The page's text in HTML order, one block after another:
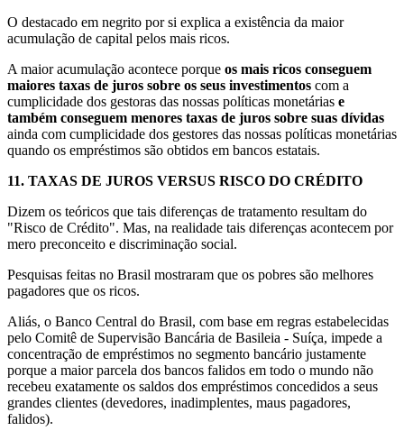
O destacado em negrito por si explica a existência da maior
acumulação de capital pelos mais ricos.
A maior acumulação acontece porque os mais ricos conseguem
maiores taxas de juros sobre os seus investimentos com a
cumplicidade dos gestoras das nossas políticas monetárias e
também conseguem menores taxas de juros sobre suas dívidas
ainda com cumplicidade dos gestores das nossas políticas monetárias
quando os empréstimos são obtidos em bancos estatais.
11. TAXAS DE JUROS VERSUS RISCO DO CRÉDITO
Dizem os teóricos que tais diferenças de tratamento resultam do
"Risco de Crédito". Mas, na realidade tais diferenças acontecem por
mero preconceito e discriminação social.
Pesquisas feitas no Brasil mostraram que os pobres são melhores
pagadores que os ricos.
Aliás, o Banco Central do Brasil, com base em regras estabelecidas
pelo Comitê de Supervisão Bancária de Basileia - Suíça, impede a
concentração de empréstimos no segmento bancário justamente
porque a maior parcela dos bancos falidos em todo o mundo não
recebeu exatamente os saldos dos empréstimos concedidos a seus
grandes clientes (devedores, inadimplentes, maus pagadores,
falidos).